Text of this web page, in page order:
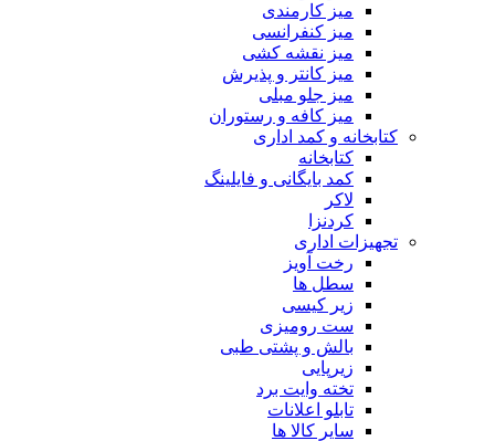
میز کارمندی
میز کنفرانسی
میز نقشه کشی
میز کانتر و پذیرش
میز جلو مبلی
میز کافه و رستوران
کتابخانه و کمد اداری
کتابخانه
کمد بایگانی و فایلینگ
لاکر
کردنزا
تجهیزات اداری
رخت آویز
سطل ها
زیر کیسی
ست رومیزی
بالش و پشتی طبی
زیرپایی
تخته وایت برد
تابلو اعلانات
سایر کالا ها